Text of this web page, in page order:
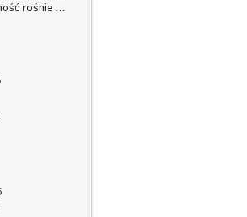
rośnie …